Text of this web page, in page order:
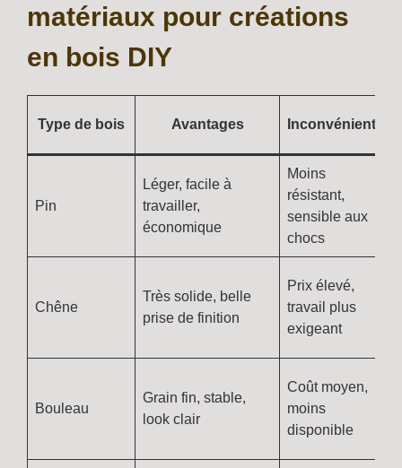
matériaux pour créations
en bois DIY
Type de bois Avantages Inconvénients
Pin
Léger, facile à
travailler,
économique
Moins
résistant,
sensible aux
chocs
Chêne
Très solide, belle
prise de finition
Prix élevé,
travail plus
exigeant
Bouleau
Grain fin, stable,
look clair
Coût moyen,
moins
disponible